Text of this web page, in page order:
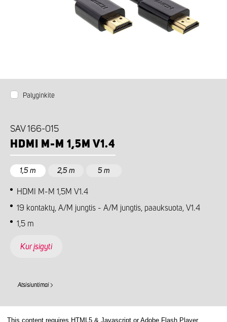
Palyginkite
SAV 166-015
HDMI M-M 1,5M V1.4
1,5 m 2,5 m 5 m
HDMI M-M 1,5M V1.4
19 kontaktų, A/M jungtis - A/M jungtis, paauksuota, V1.4
1,5 m
Kur įsigyti
Atsisiuntimai